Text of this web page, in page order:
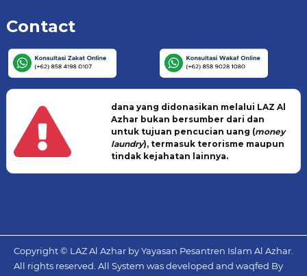
Contact
dana yang didonasikan melalui LAZ Al
Azhar bukan bersumber dari dan
untuk tujuan pencucian uang (money
laundry), termasuk terorisme maupun
tindak kejahatan lainnya.
Copyright © LAZ Al Azhar by Yayasan Pesantren Islam Al Azhar.
All rights reserved. All System was developed and waqfed By